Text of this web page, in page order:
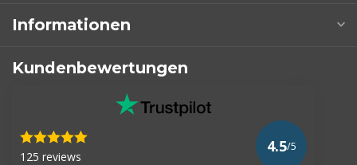
Informationen
Kundenbewertungen
125 reviews
4.5/5